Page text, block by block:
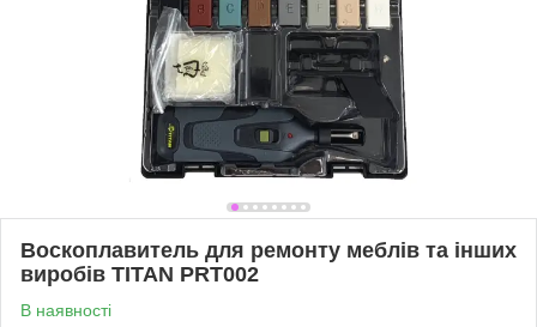
Воскоплавитель для ремонту меблів та інших
виробів TITAN PRT002
В наявності